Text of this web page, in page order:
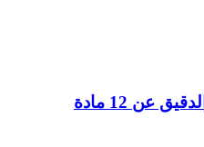
12 مادة